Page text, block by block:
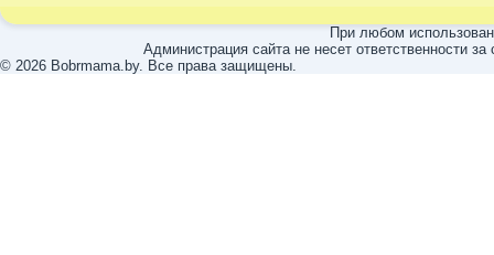
При любом
Администрация сайта не несет ответственности
© 2026 Bobrmama.by. Все права защищены.